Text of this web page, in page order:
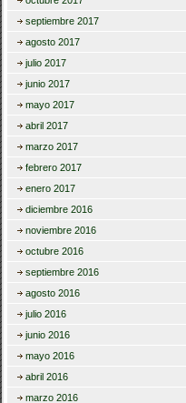
septiembre 2017
agosto 2017
julio 2017
junio 2017
mayo 2017
abril 2017
marzo 2017
febrero 2017
enero 2017
diciembre 2016
noviembre 2016
octubre 2016
septiembre 2016
agosto 2016
julio 2016
junio 2016
mayo 2016
abril 2016
marzo 2016